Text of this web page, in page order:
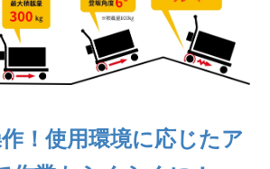
！使用環境に応じたア